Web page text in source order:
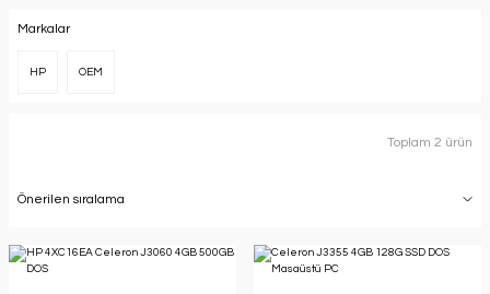
Markalar
HP OEM
Toplam 2 ürün